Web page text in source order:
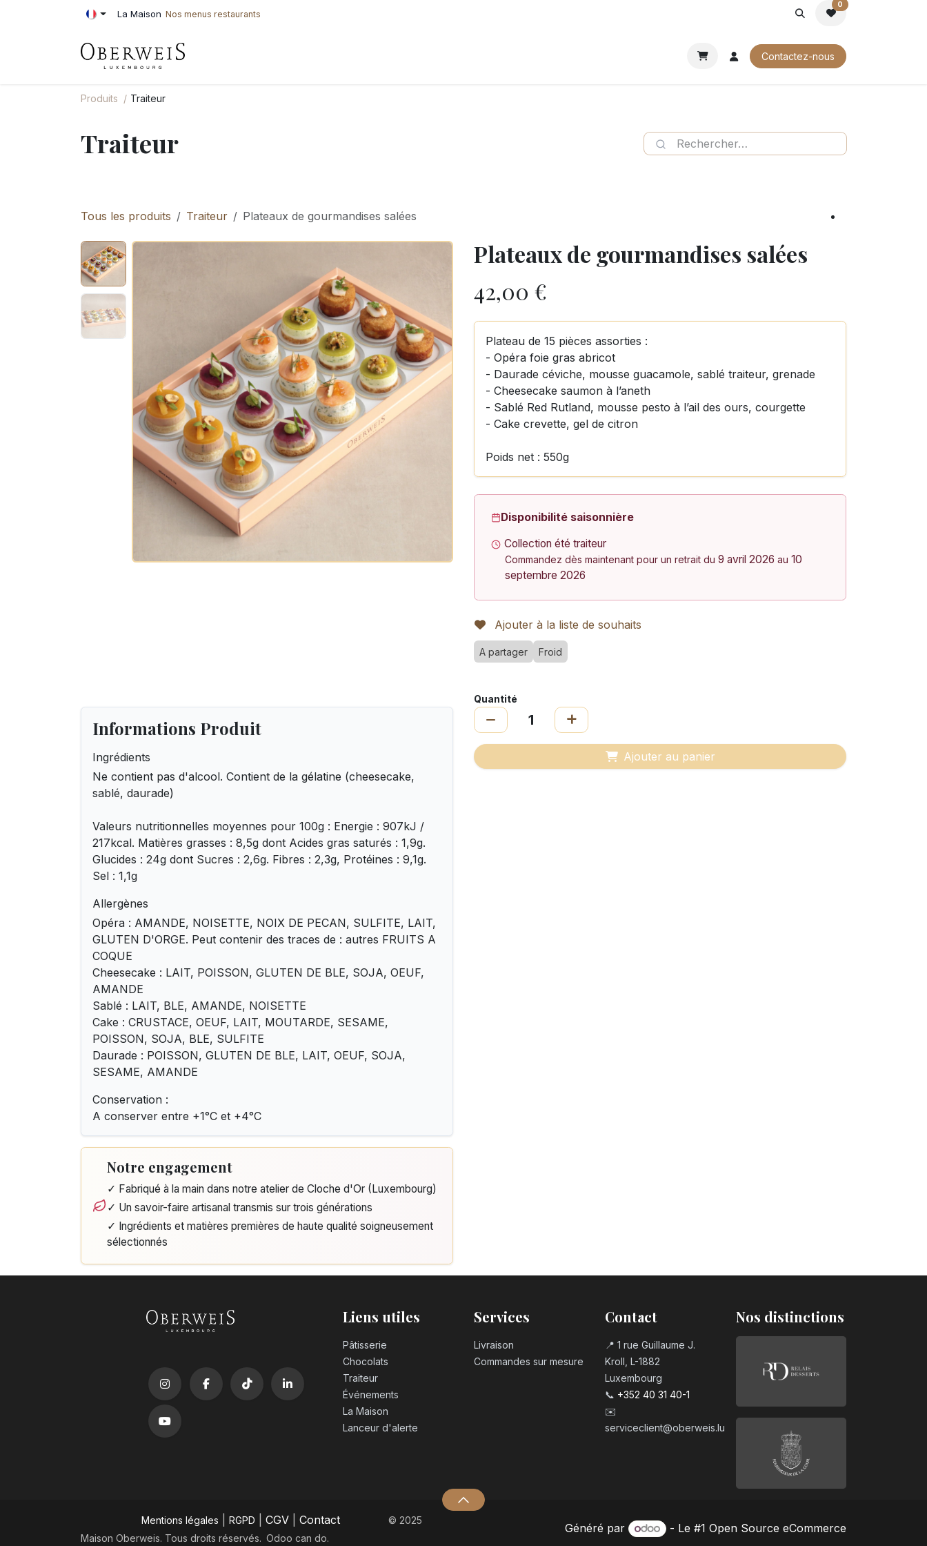
Se rendre au contenu La Maison Nos menus restaurants
0
Contactez-nous
Produits Traiteur
Traiteur
Tous les produits Traiteur Plateaux de gourmandises salées
Plateaux de gourmandises salées
42,00 €
Plateau de 15 pièces assorties :
- Opéra foie gras abricot
- Daurade céviche, mousse guacamole, sablé traiteur, grenade
- Cheesecake saumon à l’aneth
- Sablé Red Rutland, mousse pesto à l’ail des ours, courgette
- Cake crevette, gel de citron
Poids net : 550g
Disponibilité saisonnière
Collection été traiteur
Commandez dès maintenant pour un retrait du 9 avril 2026 au 10
septembre 2026
Ajouter à la liste de souhaits
A partager Froid
Informations Produit
Ingrédients
Ne contient pas d'alcool. Contient de la gélatine (cheesecake,
sablé, daurade)
Valeurs nutritionnelles moyennes pour 100g : Energie : 907kJ /
217kcal. Matières grasses : 8,5g dont Acides gras saturés : 1,9g.
Glucides : 24g dont Sucres : 2,6g. Fibres : 2,3g, Protéines : 9,1g.
Sel : 1,1g
Allergènes
Opéra : AMANDE, NOISETTE, NOIX DE PECAN, SULFITE, LAIT,
GLUTEN D'ORGE. Peut contenir des traces de : autres FRUITS A
COQUE
Cheesecake : LAIT, POISSON, GLUTEN DE BLE, SOJA, OEUF,
AMANDE
Sablé : LAIT, BLE, AMANDE, NOISETTE
Cake : CRUSTACE, OEUF, LAIT, MOUTARDE, SESAME,
POISSON, SOJA, BLE, SULFITE
Daurade : POISSON, GLUTEN DE BLE, LAIT, OEUF, SOJA,
SESAME, AMANDE
Conservation :
A conserver entre +1°C et +4°C
Notre engagement
✓ Fabriqué à la main dans notre atelier de Cloche d'Or (Luxembourg)
✓ Un savoir-faire artisanal transmis sur trois générations
✓ Ingrédients et matières premières de haute qualité soigneusement
sélectionnés
Quantité
Ajouter au panier
Liens utiles
Pâtisserie
Chocolats
Traiteur
Événements
La Maison
Lanceur d'alerte
Services
Livraison
Commandes sur mesure
Contact
📍 1 rue Guillaume J.
Kroll, L-1882
Luxembourg
📞 +352 40 31 40-1
✉️
serviceclient@oberweis.lu
Nos distinctions
Mentions légales RGPD CGV Contact
© 2025
Maison Oberweis. Tous droits réservés. ​Odoo can do.
Généré par - Le #1 Open Source eCommerce